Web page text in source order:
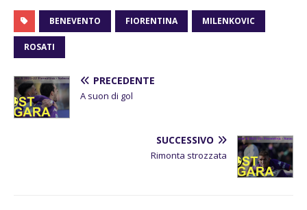
BENEVENTO FIORENTINA MILENKOVIC
ROSATI
PRECEDENTE
A suon di gol
SUCCESSIVO
Rimonta strozzata